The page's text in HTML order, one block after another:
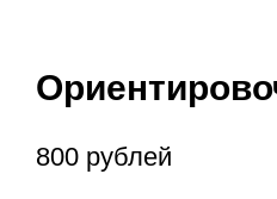
800 рублей